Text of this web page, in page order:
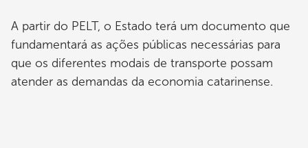
A partir do PELT, o Estado terá um documento que
fundamentará as ações públicas necessárias para
que os diferentes modais de transporte possam
atender as demandas da economia catarinense.